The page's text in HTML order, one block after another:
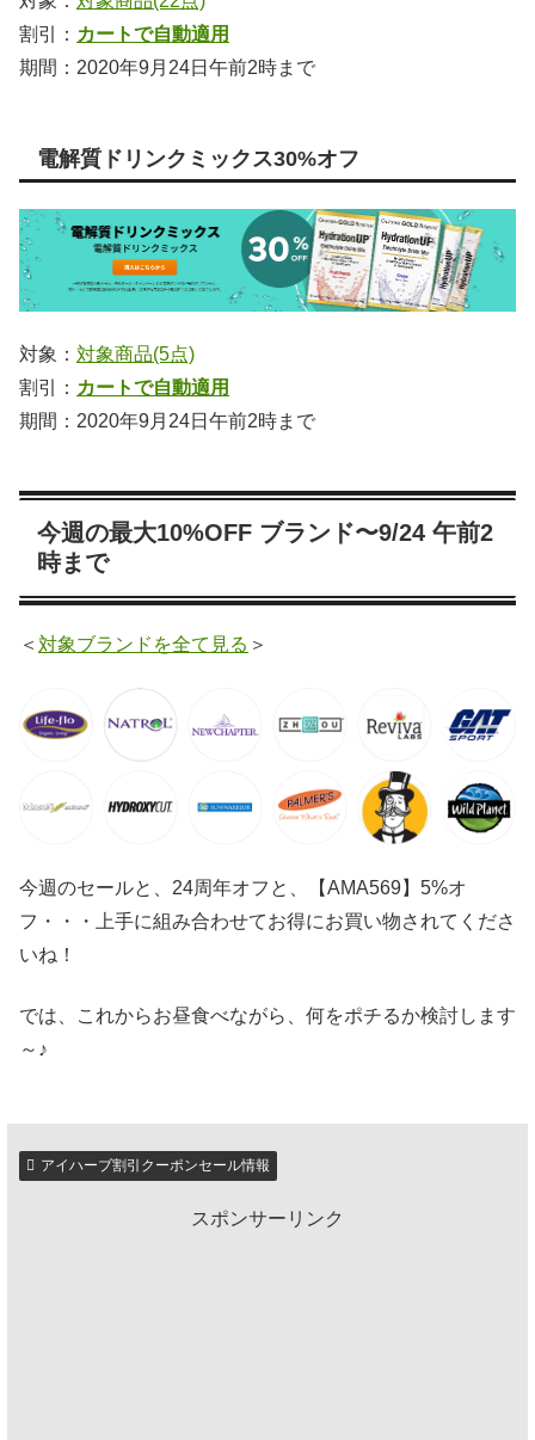
割引： カートで自動適用
期間：2020年9月24日午前2時まで
電解質ドリンクミックス30%オフ
対象： 対象商品(5点)
割引： カートで自動適用
期間：2020年9月24日午前2時まで
今週の最大10%OFF ブランド〜9/24 午前2
時まで
＜ 対象ブランドを全て見る ＞
今週のセールと、24周年オフと、【AMA569】5%オ
フ・・・上手に組み合わせてお得にお買い物されてくださ
いね！
では、これからお昼食べながら、何をポチるか検討します
～♪
アイハーブ割引クーポンセール情報
スポンサーリンク